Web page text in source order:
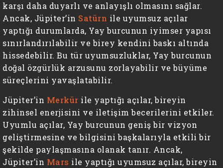
karşı daha duyarlı ve anlayışlı olmasını sağlar.
Ancak, Jüpiter’in Satürn ile uyumsuz açılar
yaptığı durumlarda, Yay burcunun iyimser yapısı
sınırlandırılabilir ve birey kendini baskı altında
hissedebilir. Bu tür uyumsuzluklar, Yay burcunun
doğal özgürlük arzusunu zorlayabilir ve büyüme
süreçlerini yavaşlatabilir.
Jüpiter’in Merkür ile yaptığı açılar, bireyin
zihinsel enerjisini ve iletişim becerilerini etkiler.
Uyumlu açılar, Yay burcunun geniş bir vizyon
geliştirmesine ve bilgisini başkalarıyla etkili bir
şekilde paylaşmasına olanak tanır. Ancak,
Jüpiter’in Mars ile yaptığı uyumsuz açılar, bireyin